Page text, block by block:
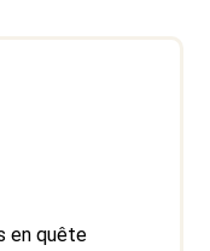
en quête